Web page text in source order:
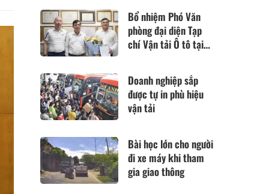
hiệp hội
Bổ nhiệm Phó Văn
phòng đại diện Tạp
chí Vận tải Ô tô tại
Doanh nghiệp sắp
được tự in phù hiệu
vận tải
Bài học lớn cho người
đi xe máy khi tham
gia giao thông